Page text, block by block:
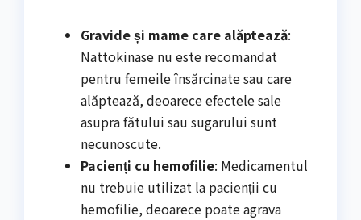
Gravide și mame care alăptează:
Nattokinase nu este recomandat
pentru femeile însărcinate sau care
alăptează, deoarece efectele sale
asupra fătului sau sugarului sunt
necunoscute.
Pacienți cu hemofilie: Medicamentul
nu trebuie utilizat la pacienții cu
hemofilie, deoarece poate agrava